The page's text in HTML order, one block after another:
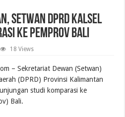
Setwan DPRD Kalsel
ke Pemprov Bali
18 Views
– Sekretariat Dewan (Setwan)
(DPRD) Provinsi Kalimantan
studi komparasi ke
Bali.